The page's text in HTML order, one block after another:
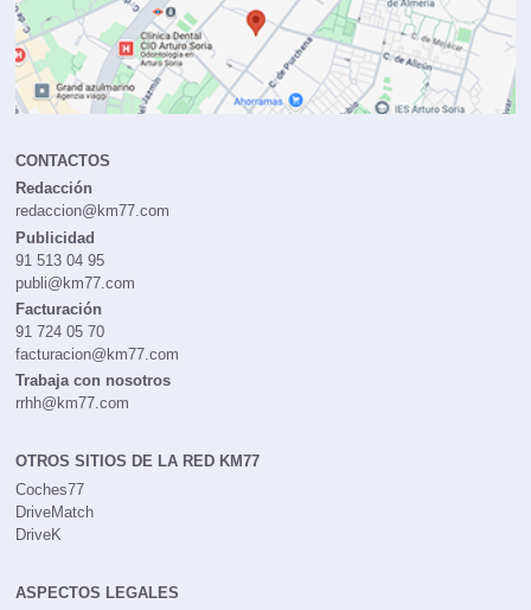
CONTACTOS
Redacción
redaccion@km77.com
Publicidad
91 513 04 95
publi@km77.com
Facturación
91 724 05 70
facturacion@km77.com
Trabaja con nosotros
rrhh@km77.com
OTROS SITIOS DE LA RED KM77
Coches77
DriveMatch
DriveK
ASPECTOS LEGALES